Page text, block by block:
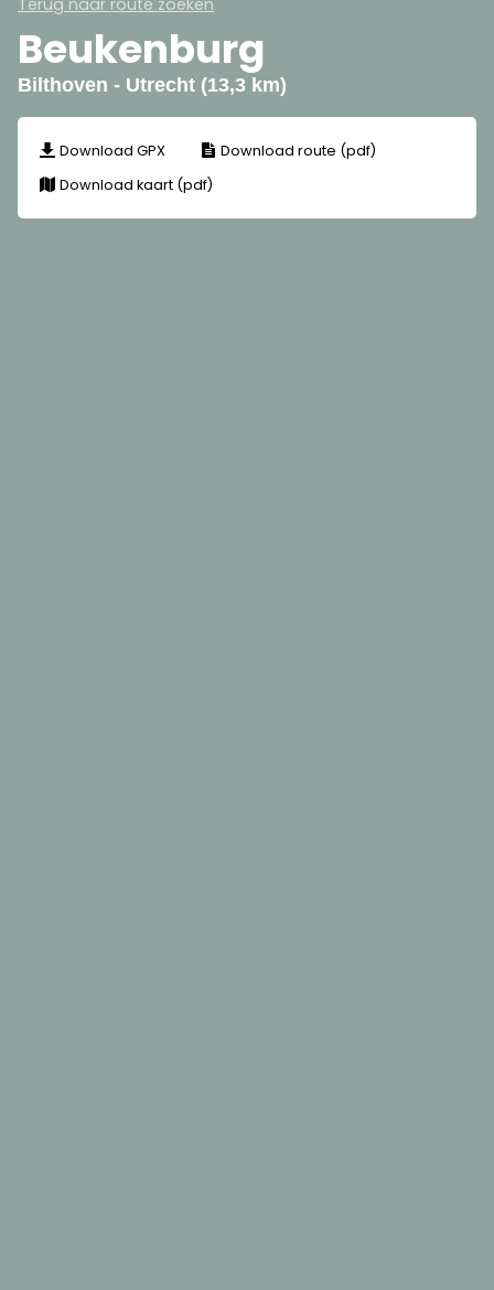
Beukenburg
Bilthoven - Utrecht (13,3 km)
Download GPX
Download route (pdf)
Download kaart (pdf)